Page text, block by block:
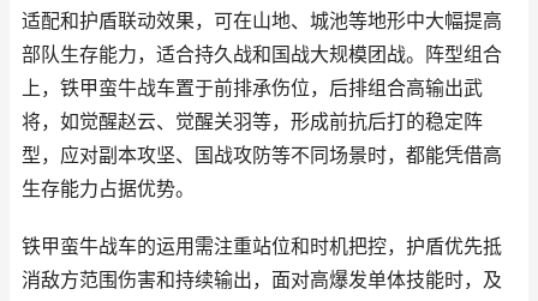
适配和护盾联动效果，可在山地、城池等地形中大幅提高
部队生存能力，适合持久战和国战大规模团战。阵型组合
上，铁甲蛮牛战车置于前排承伤位，后排组合高输出武
将，如觉醒赵云、觉醒关羽等，形成前抗后打的稳定阵
型，应对副本攻坚、国战攻防等不同场景时，都能凭借高
生存能力占据优势。
铁甲蛮牛战车的运用需注重站位和时机把控，护盾优先抵
消敌方范围伤害和持续输出，面对高爆发单体技能时，及